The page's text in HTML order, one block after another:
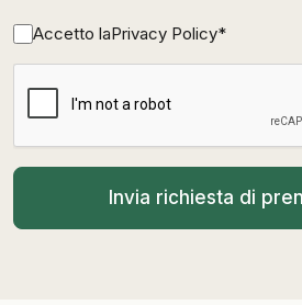
Accetto laPrivacy Policy*
Invia richiesta di